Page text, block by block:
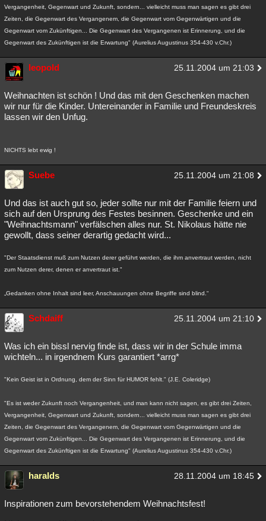
Vergangenheit, Gegenwart und Zukunft, sondern... vielleicht muss man sagen es gibt drei
Zeiten, die Gegenwart des Vergangenem, die Gegenwart vom Gegenwärtigen und die
Gegenwart vom Zukünftigen... Die Gegenwart des Vergangenen ist Erinnerung, und die
Gegenwart des Zukünftigen ist die Erwartung" (Aurelius Augustinus 354-430 v.Chr.)
leopold 25.11.2004 um 21:03
Weihnachten ist schön ! Und das mit den Geschenken machen
wir nur für die Kinder. Untereinander in Familie und Freundeskreis
lassen wir den Unfug.
NICHTS lebt ewig !
Suebe 25.11.2004 um 21:08
Und das ist auch gut so, jeder sollte nur mit der Familie feiern und
sich auf den Ursprung des Festes besinnen. Geschenke und ein
"Weihnachtsmann" verfälschen alles nur. St. Nikolaus hätte nie
gewollt, dass seiner derartig gedacht wird...
"Der Staatsdienst muß zum Nutzen derer geführt werden, die ihm anvertraut werden, nicht
zum Nutzen derer, denen er anvertraut ist."
„Gedanken ohne Inhalt sind leer, Anschauungen ohne Begriffe sind blind.“
Schdaiff 25.11.2004 um 21:10
Was ich ein bissl nervig finde ist, dass wir in der Schule imma
wichteln... in irgendnem Kurs garantiert *arrg*
"Kein Geist ist in Ordnung, dem der Sinn für HUMOR fehlt." (J.E. Coleridge)
"Es ist weder Zukunft noch Vergangenheit, und man kann nicht sagen, es gibt drei Zeiten,
Vergangenheit, Gegenwart und Zukunft, sondern... vielleicht muss man sagen es gibt drei
Zeiten, die Gegenwart des Vergangenem, die Gegenwart vom Gegenwärtigen und die
Gegenwart vom Zukünftigen... Die Gegenwart des Vergangenen ist Erinnerung, und die
Gegenwart des Zukünftigen ist die Erwartung" (Aurelius Augustinus 354-430 v.Chr.)
haralds 28.11.2004 um 18:45
Inspirationen zum bevorstehendem Weihnachtsfest!